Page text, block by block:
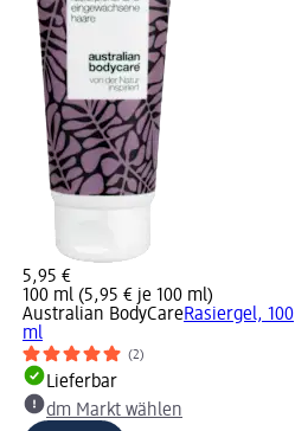
5,95 €
100 ml (5,95 € je 100 ml)
Australian BodyCareRasiergel, 100
ml
(2)
Lieferbar
dm Markt wählen